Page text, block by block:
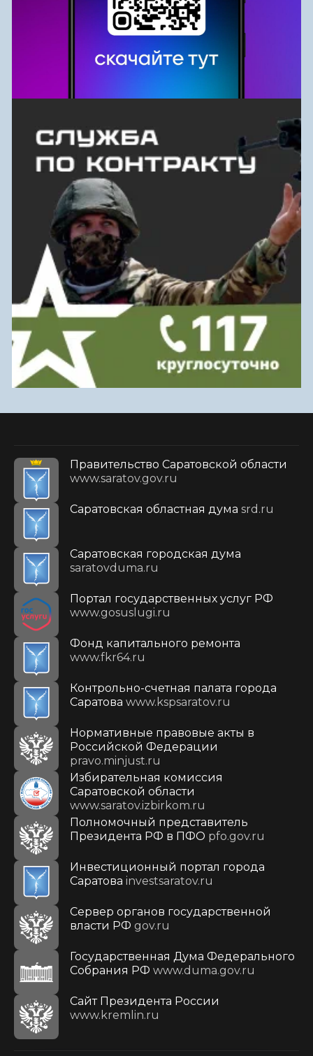
Правительство Саратовской области
www.saratov.gov.ru
Саратовская областная дума srd.ru
Саратовская городская дума
saratovduma.ru
Портал государственных услуг РФ
www.gosuslugi.ru
Фонд капитального ремонта
www.fkr64.ru
Контрольно-счетная палата города
Саратова www.kspsaratov.ru
Нормативные правовые акты в
Российской Федерации
pravo.minjust.ru
Избирательная комиссия
Саратовской области
www.saratov.izbirkom.ru
Полномочный представитель
Президента РФ в ПФО pfo.gov.ru
Инвестиционный портал города
Саратова investsaratov.ru
Сервер органов государственной
власти РФ gov.ru
Государственная Дума Федерального
Собрания РФ www.duma.gov.ru
Cайт Президента России
www.kremlin.ru